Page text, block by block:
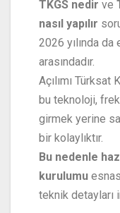
TKGS nedir ve
nasıl yapılır
2026 yılında
arasındadır.
Açılımı
bu teknoloji,
girmek yerine
bir kolaylıktır.
Bu nedenle
kurulumu
teknik detayları